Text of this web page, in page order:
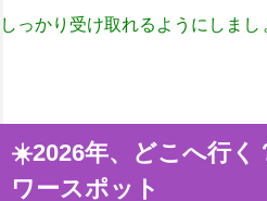
しっかり受け取れるようにしまし
☀️2026年、どこへ行く
ワースポット